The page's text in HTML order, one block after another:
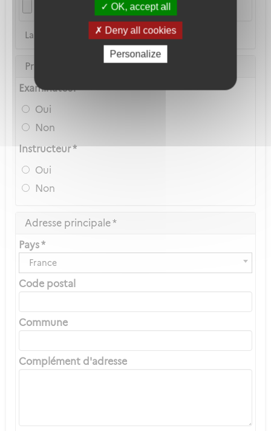
OK, accept all
Deny all cookies
Personalize
La copie du permis de conduire n'est pas acceptée
Privilèges Navigant
Examinateur *
Oui
Non
Instructeur *
Oui
Non
Adresse principale *
Pays *
France
Code postal
Commune
Complément d'adresse